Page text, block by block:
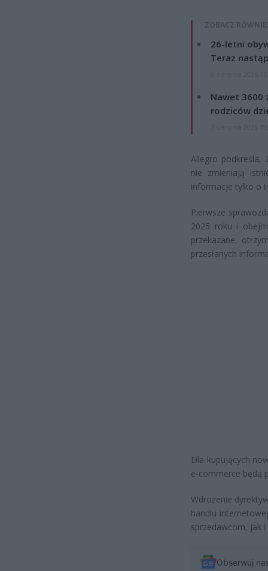
ZOBACZ
26-letni
Teraz
Nawet 3600
rodziców
Allegro
nie zmieniają
informacje tylko o
Pierwsze
2025 roku i
przekazane,
przesłanych
Dla kupujących
e-commerce będą
Wdrożenie
handlu
sprzedawcom, jak
Obserwuj